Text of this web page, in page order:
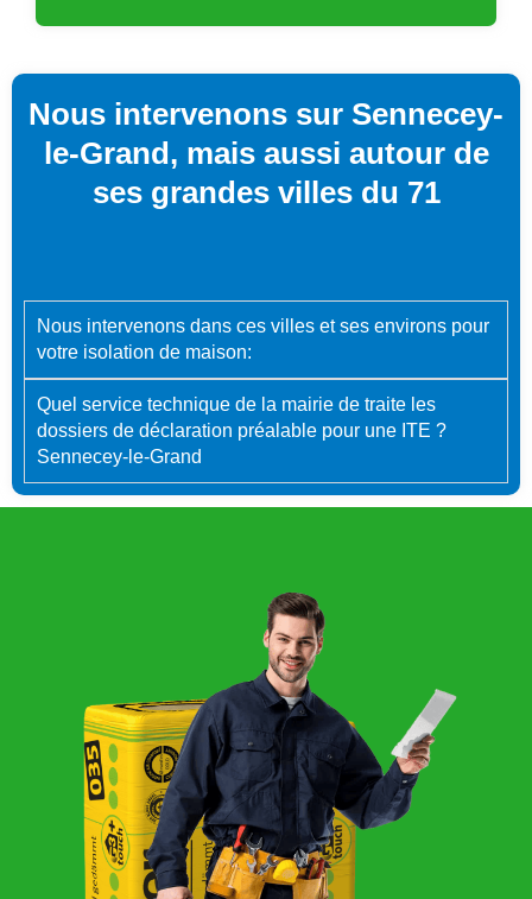
Nous intervenons sur Sennecey-
le-Grand, mais aussi autour de
ses grandes villes du 71
Nous intervenons dans ces villes et ses environs pour
votre isolation de maison:
Quel service technique de la mairie de traite les
dossiers de déclaration préalable pour une ITE ?
Sennecey-le-Grand